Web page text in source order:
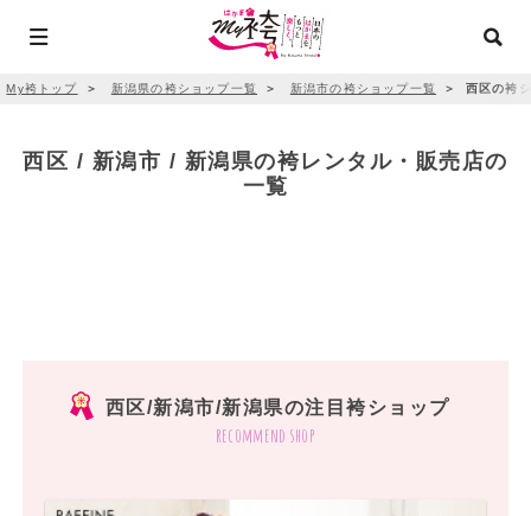
My袴トップ ＞ 新潟県の袴ショップ一覧 ＞ 新潟市の袴ショップ一覧 ＞ 西区の袴
西区 / 新潟市 / 新潟県の袴レンタル・販売店の
一覧
西区/新潟市/新潟県の注目袴ショップ
recommend shop